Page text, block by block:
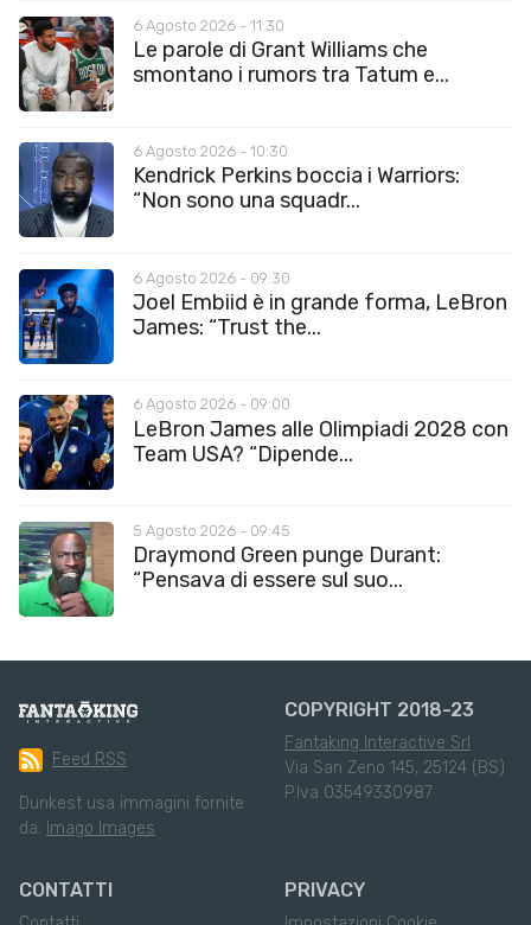
6 Agosto 2026 - 11:30
Le parole di Grant Williams che
smontano i rumors tra Tatum e...
6 Agosto 2026 - 10:30
Kendrick Perkins boccia i Warriors:
“Non sono una squadr...
6 Agosto 2026 - 09:30
Joel Embiid è in grande forma, LeBron
James: “Trust the...
6 Agosto 2026 - 09:00
LeBron James alle Olimpiadi 2028 con
Team USA? “Dipende...
5 Agosto 2026 - 09:45
Draymond Green punge Durant:
“Pensava di essere sul suo...
Feed RSS
Dunkest usa immagini fornite
da: Imago Images
COPYRIGHT 2018-23
Fantaking Interactive Srl
Via San Zeno 145, 25124 (BS)
P.Iva 03549330987
CONTATTI PRIVACY